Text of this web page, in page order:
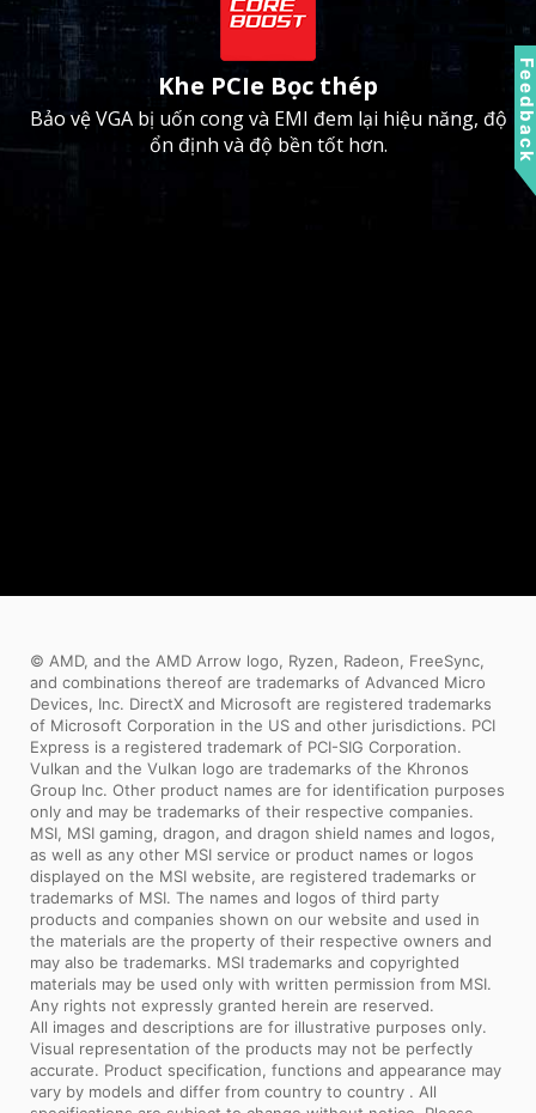
Khe PCIe Bọc thép
Bảo vệ VGA bị uốn cong và EMI đem lại hiệu năng, độ
ổn định và độ bền tốt hơn.
© AMD, and the AMD Arrow logo, Ryzen, Radeon, FreeSync,
and combinations thereof are trademarks of Advanced Micro
Devices, Inc. DirectX and Microsoft are registered trademarks
of Microsoft Corporation in the US and other jurisdictions. PCI
Express is a registered trademark of PCI-SIG Corporation.
Vulkan and the Vulkan logo are trademarks of the Khronos
Group Inc. Other product names are for identification purposes
only and may be trademarks of their respective companies.
MSI, MSI gaming, dragon, and dragon shield names and logos,
as well as any other MSI service or product names or logos
displayed on the MSI website, are registered trademarks or
trademarks of MSI. The names and logos of third party
products and companies shown on our website and used in
the materials are the property of their respective owners and
may also be trademarks. MSI trademarks and copyrighted
materials may be used only with written permission from MSI.
Any rights not expressly granted herein are reserved.
All images and descriptions are for illustrative purposes only.
Visual representation of the products may not be perfectly
accurate. Product specification, functions and appearance may
vary by models and differ from country to country . All